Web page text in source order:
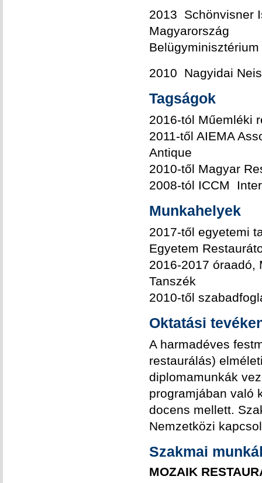
2013 Schönvisner
Magyarország
2010 Nagyidai
Tagságok
2016-tól Műemléki
2011-től AIEMA
Antique
2010-től Magyar
2008-tól ICCM
Munkahelyek
2017-től egyetemi
Egyetem
2016-2017 óraadó,
Tanszék
2010-től
Oktatási
A harmadéves
restaurálás)
diplomamunkák
programjában való
docens mellett.
Nemzetközi
Szakmai
MOZAIK